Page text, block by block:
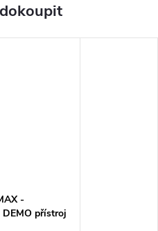
-
přístroj